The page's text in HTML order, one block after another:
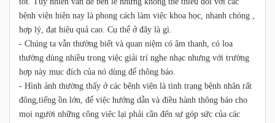
bệnh viện hiện nay là phong cách làm việc khoa học, nhanh chóng ,
hợp lý, đạt hiệu quả cao. Cụ thể ở đây là gì.
- Chúng ta vẫn thường biết và quan niệm có âm thanh, có loa
thường dùng nhiều trong việc giải trí nghe nhạc nhưng với trường
hợp này mục đích của nó dùng để thông báo.
- Hình ảnh thường thấy ở các bệnh viện là tình trạng bệnh nhân rất
đông,tiếng ồn lớn, để việc hướng dẫn và điều hành thông báo cho
mọi người những công viêc lại phải cần đến sự góp sức của các